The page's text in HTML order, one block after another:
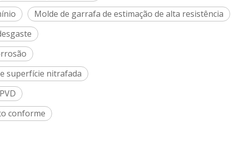
Molde de garrafa de estimação de alta resistência
superfície nitrafada
conforme